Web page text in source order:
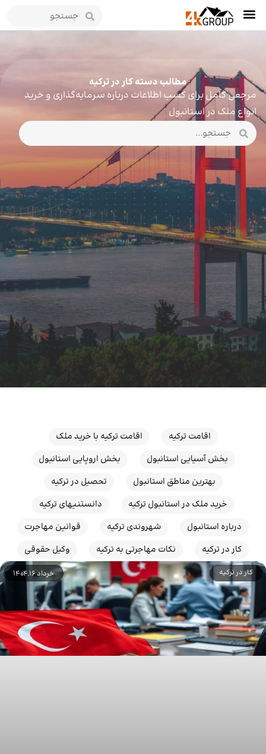
مطالب دسته کار در ترکیه
مرجعی کامل برای کسب اطلاعات درباره سرمایه‌گذاری و خرید
انواع ملک در استانبول
اقامت ترکیه
اقامت ترکیه با خرید ملک
بخش آسیایی استانبول
بخش اروپایی استانبول
بهترین مناطق استانبول
تحصیل در ترکیه
خرید ملک در استانبول ترکیه
دانستنیهای ترکیه
درباره استانبول
شهروندی ترکیه
قوانین مهاجرت
کار در ترکیه
نکات مهاجرتی به ترکیه وکیل حقوقی
کار در ترکیه خرداد 16, 1404